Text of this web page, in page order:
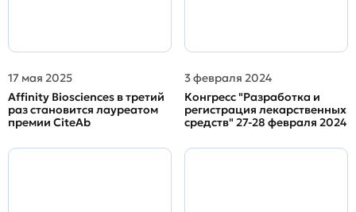
17 мая 2025
Affinity Biosciences в третий
раз становится лауреатом
премии CiteAb
3 февраля 2024
Конгресс "Разработка и
регистрация лекарственных
средств" 27-28 февраля 2024